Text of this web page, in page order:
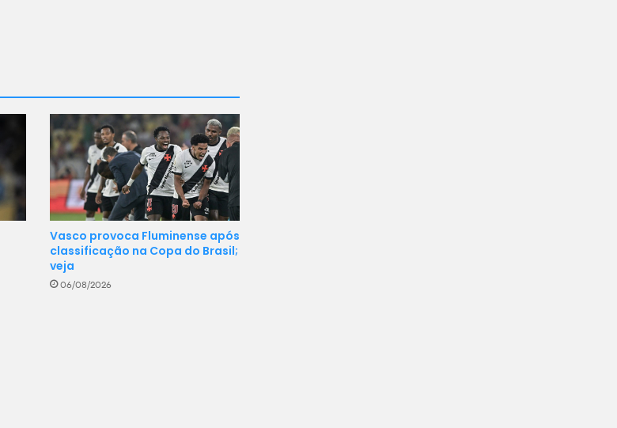
Vasco provoca Fluminense após
classificação na Copa do Brasil;
veja
06/08/2026